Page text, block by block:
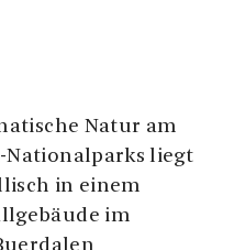
Natur am
Nationalparks liegt
in einem
im